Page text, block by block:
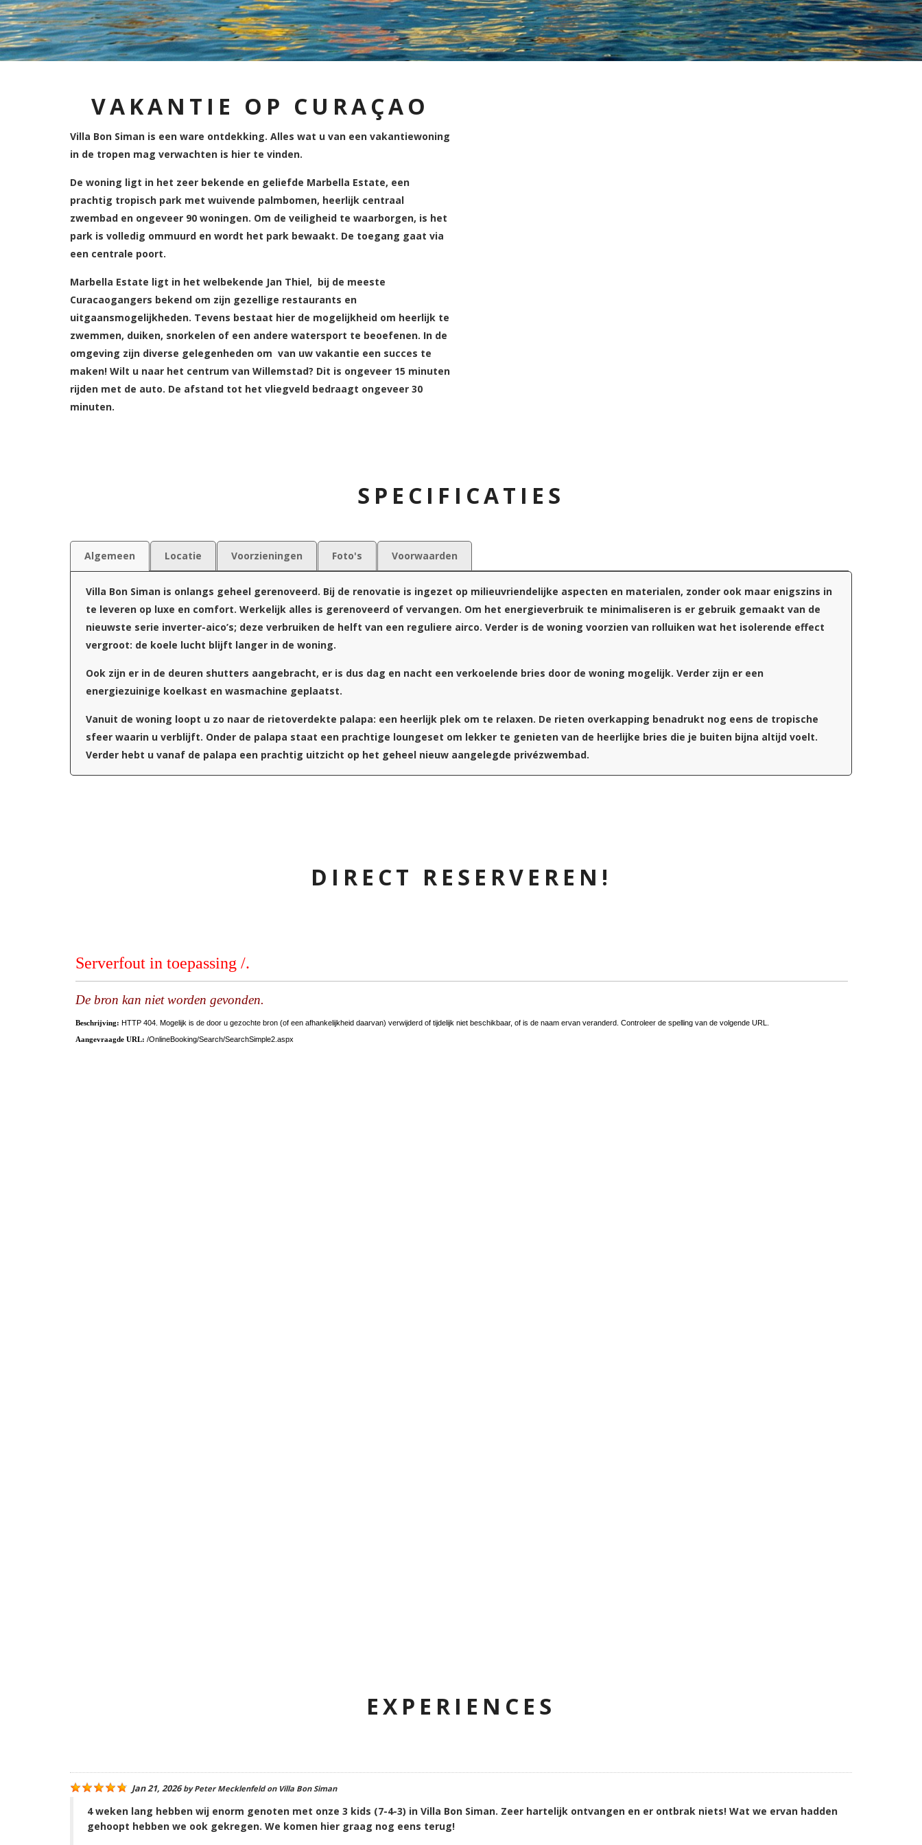
VAKANTIE OP CURAÇAO
Villa Bon Siman is een ware ontdekking. Alles wat u van een vakantiewoning
in de tropen mag verwachten is hier te vinden.
De woning ligt in het zeer bekende en geliefde Marbella Estate, een
prachtig tropisch park met wuivende palmbomen, heerlijk centraal
zwembad en ongeveer 90 woningen. Om de veiligheid te waarborgen, is het
park is volledig ommuurd en wordt het park bewaakt. De toegang gaat via
een centrale poort.
Marbella Estate ligt in het welbekende Jan Thiel, bij de meeste
Curacaogangers bekend om zijn gezellige restaurants en
uitgaansmogelijkheden. Tevens bestaat hier de mogelijkheid om heerlijk te
zwemmen, duiken, snorkelen of een andere watersport te beoefenen. In de
omgeving zijn diverse gelegenheden om van uw vakantie een succes te
maken! Wilt u naar het centrum van Willemstad? Dit is ongeveer 15 minuten
rijden met de auto. De afstand tot het vliegveld bedraagt ongeveer 30
minuten.
SPECIFICATIES
Algemeen Locatie Voorzieningen Foto's Voorwaarden
Villa Bon Siman is onlangs geheel gerenoveerd. Bij de renovatie is ingezet op milieuvriendelijke aspecten en materialen, zonder ook maar enigszins in
te leveren op luxe en comfort. Werkelijk alles is gerenoveerd of vervangen. Om het energieverbruik te minimaliseren is er gebruik gemaakt van de
nieuwste serie inverter-aico’s; deze verbruiken de helft van een reguliere airco. Verder is de woning voorzien van rolluiken wat het isolerende effect
vergroot: de koele lucht blijft langer in de woning.
Ook zijn er in de deuren shutters aangebracht, er is dus dag en nacht een verkoelende bries door de woning mogelijk. Verder zijn er een
energiezuinige koelkast en wasmachine geplaatst.
Vanuit de woning loopt u zo naar de rietoverdekte palapa: een heerlijk plek om te relaxen. De rieten overkapping benadrukt nog eens de tropische
sfeer waarin u verblijft. Onder de palapa staat een prachtige loungeset om lekker te genieten van de heerlijke bries die je buiten bijna altijd voelt.
Verder hebt u vanaf de palapa een prachtig uitzicht op het geheel nieuw aangelegde privézwembad.
DIRECT RESERVEREN!
EXPERIENCES
Jan 21, 2026byPeter Mecklenfeldon Villa Bon Siman
4 weken lang hebben wij enorm genoten met onze 3 kids (7-4-3) in Villa Bon Siman. Zeer hartelijk ontvangen en er ontbrak niets! Wat we ervan hadden
gehoopt hebben we ook gekregen. We komen hier graag nog eens terug!